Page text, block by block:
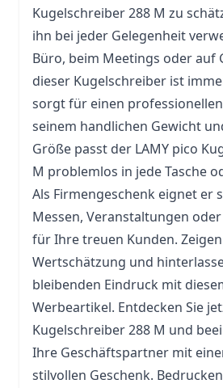
Kugelschreiber 288 M zu
ihn bei jeder Gelegenheit
Büro, beim Meetings oder auf
dieser Kugelschreiber ist
sorgt für einen
seinem handlichen Gewicht
Größe passt der LAMY pico
M problemlos in jedeTasche
Als Firmengeschenk eignet er
Messen, Veranstaltungen
für Ihre treuen Kunden.
Wertschätzung und
bleibenden Eindruck mit
Werbeartikel. Entdecken Sie
Kugelschreiber 288 M und
Ihre Geschäftspartner mit
stilvollen Geschenk.